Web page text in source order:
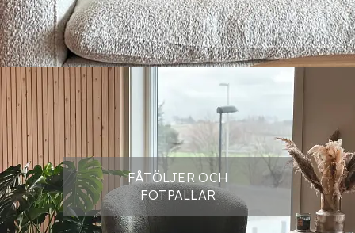
FÅTÖLJER OCH
FOTPALLAR